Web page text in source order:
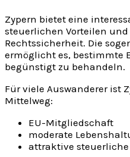
Zypern bietet eine
steuerlichen Vorteilen
Rechtssicherheit. Die
ermöglicht es, bestimmte
begünstigt zu behandeln.
Für viele Auswanderer ist
Mittelweg:
EU-Mitgliedschaft
moderate
attraktive